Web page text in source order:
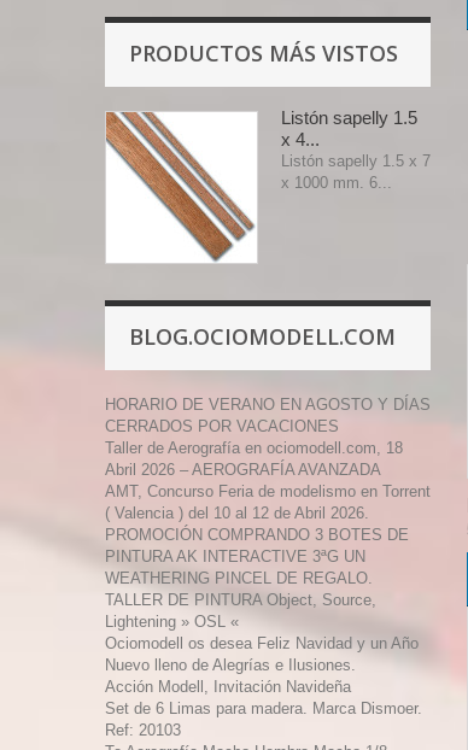
PRODUCTOS MÁS VISTOS
Listón sapelly 1.5
x 4...
Listón sapelly 1.5 x 7
x 1000 mm. 6...
BLOG.OCIOMODELL.COM
HORARIO DE VERANO EN AGOSTO Y DÍAS
CERRADOS POR VACACIONES
Taller de Aerografía en ociomodell.com, 18
Abril 2026 – AEROGRAFÍA AVANZADA
AMT, Concurso Feria de modelismo en Torrent
( Valencia ) del 10 al 12 de Abril 2026.
PROMOCIÓN COMPRANDO 3 BOTES DE
PINTURA AK INTERACTIVE 3ªG UN
WEATHERING PINCEL DE REGALO.
TALLER DE PINTURA Object, Source,
Lightening » OSL «
Ociomodell os desea Feliz Navidad y un Año
Nuevo lleno de Alegrías e Ilusiones.
Acción Modell, Invitación Navideña
Set de 6 Limas para madera. Marca Dismoer.
Ref: 20103